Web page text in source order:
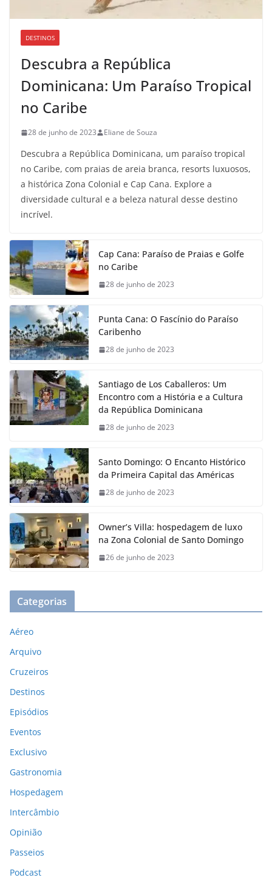
DESTINOS
Descubra a República
Dominicana: Um Paraíso Tropical
no Caribe
28 de junho de 2023 Eliane de Souza
Descubra a República Dominicana, um paraíso tropical
no Caribe, com praias de areia branca, resorts luxuosos,
a histórica Zona Colonial e Cap Cana. Explore a
diversidade cultural e a beleza natural desse destino
incrível.
Cap Cana: Paraíso de Praias e Golfe
no Caribe
28 de junho de 2023
Punta Cana: O Fascínio do Paraíso
Caribenho
28 de junho de 2023
Santiago de Los Caballeros: Um
Encontro com a História e a Cultura
da República Dominicana
28 de junho de 2023
Santo Domingo: O Encanto Histórico
da Primeira Capital das Américas
28 de junho de 2023
Owner’s Villa: hospedagem de luxo
na Zona Colonial de Santo Domingo
26 de junho de 2023
Categorias
Aéreo
Arquivo
Cruzeiros
Destinos
Episódios
Eventos
Exclusivo
Gastronomia
Hospedagem
Intercâmbio
Opinião
Passeios
Podcast